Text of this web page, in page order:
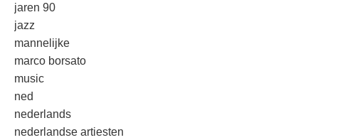
jaren 90
jazz
mannelijke
marco borsato
music
ned
nederlands
nederlandse artiesten